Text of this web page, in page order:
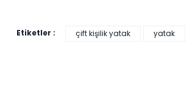
Etiketler : çift kişilik yatak yatak